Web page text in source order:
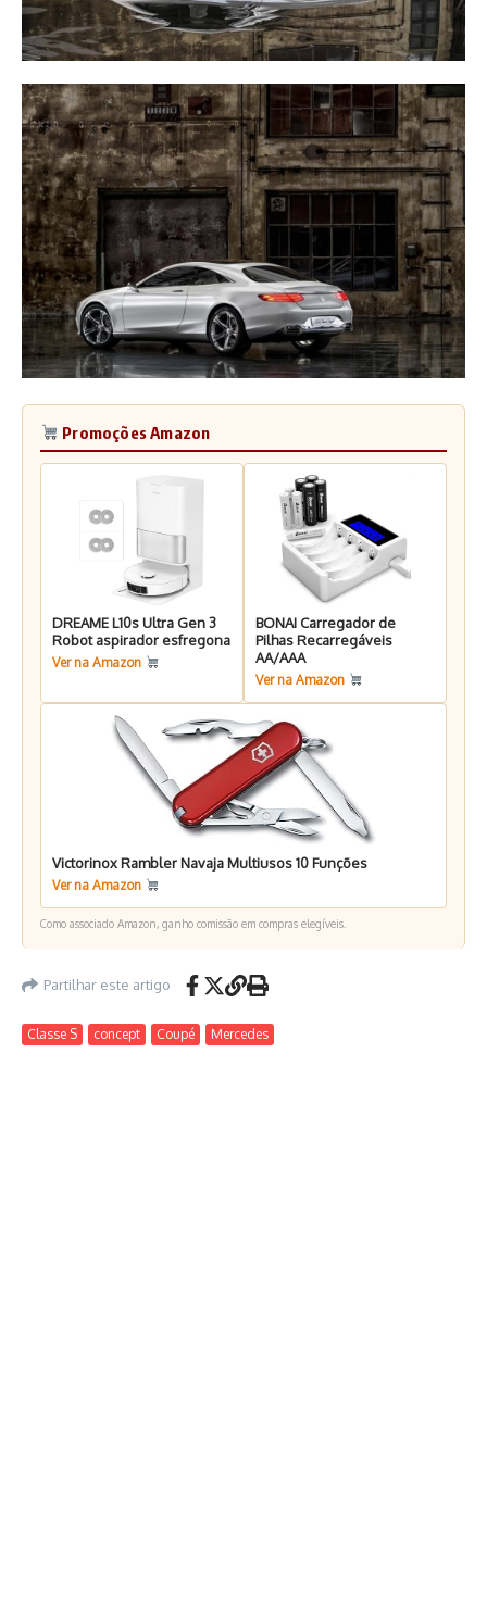
Promoções Amazon
DREAME L10s Ultra Gen 3
Robot aspirador esfregona
Ver na Amazon
BONAI Carregador de
Pilhas Recarregáveis
AA/AAA
Ver na Amazon
Victorinox Rambler Navaja Multiusos 10 Funções
Ver na Amazon
Como associado Amazon, ganho comissão em compras elegíveis.
Partilhar este artigo
Classe S concept Coupé Mercedes